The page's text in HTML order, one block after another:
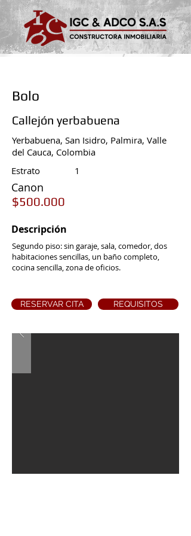
Bolo
Callejón yerbabuena
Yerbabuena, San Isidro, Palmira, Valle
del Cauca, Colombia
1
Estrato
Canon
$500.000
Descripción
Segundo piso: sin garaje, sala, comedor, dos
habitaciones sencillas, un baño completo,
cocina sencilla, zona de oficios.
RESERVAR CITA REQUISITOS